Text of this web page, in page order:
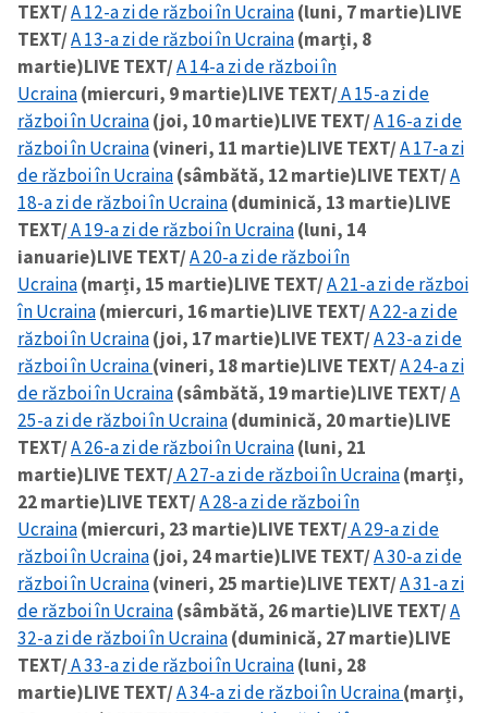
TEXT/A 12-a zi de război în Ucraina(luni, 7 martie)LIVE
TEXT/A 13-a zi de război în Ucraina(marți, 8
martie)LIVE TEXT/A 14-a zi de război în
Ucraina(miercuri, 9 martie)LIVE TEXT/A 15-a zi de
război în Ucraina(joi, 10 martie)LIVE TEXT/A 16-a zi de
război în Ucraina(vineri, 11 martie)LIVE TEXT/A 17-a zi
de război în Ucraina(sâmbătă, 12 martie)LIVE TEXT/A
18-a zi de război în Ucraina(duminică, 13 martie)LIVE
TEXT/A 19-a zi de război în Ucraina(luni, 14
ianuarie)LIVE TEXT/A 20-a zi de război în
Ucraina(marți, 15 martie)LIVE TEXT/A 21-a zi de război
în Ucraina(miercuri, 16 martie)LIVE TEXT/A 22-a zi de
război în Ucraina(joi, 17 martie)LIVE TEXT/A 23-a zi de
război în Ucraina(vineri, 18 martie)LIVE TEXT/A 24-a zi
de război în Ucraina(sâmbătă, 19 martie)LIVE TEXT/A
25-a zi de război în Ucraina(duminică, 20 martie)LIVE
TEXT/A 26-a zi de război în Ucraina(luni, 21
martie)LIVE TEXT/A 27-a zi de război în Ucraina(marți,
22 martie)LIVE TEXT/A 28-a zi de război în
Ucraina(miercuri, 23 martie)LIVE TEXT/A 29-a zi de
război în Ucraina(joi, 24 martie)LIVE TEXT/A 30-a zi de
război în Ucraina(vineri, 25 martie)LIVE TEXT/A 31-a zi
de război în Ucraina(sâmbătă, 26 martie)LIVE TEXT/A
32-a zi de război în Ucraina(duminică, 27 martie)LIVE
TEXT/A 33-a zi de război în Ucraina(luni, 28
martie)LIVE TEXT/A 34-a zi de război în Ucraina(marți,